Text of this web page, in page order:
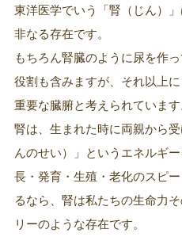
東洋医学でいう「腎（じん）
非なる存在です。
もちろん腎臓のように尿を作
役割も含みますが、それ以上
重要な臓腑と考えられています
腎は、生まれた時に両親から
んのせい）」というエネルギ
長・発育・生殖・老化のスピ
るなら、腎は私たちの生命力
リーのような存在です。